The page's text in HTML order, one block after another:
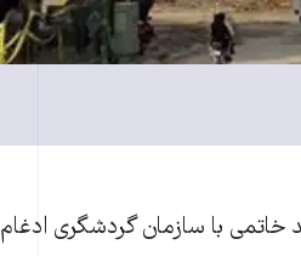
با سازمان گردشگری ادغام